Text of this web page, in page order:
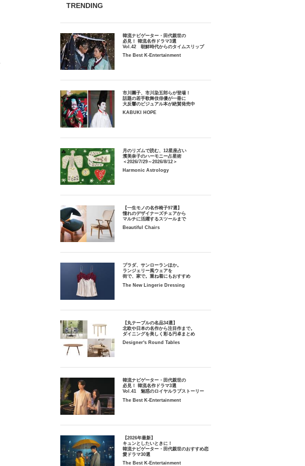
TRENDING
韓流ナビゲーター・田代親世の
必見！ 韓流名作ドラマ3選
Vol.42 朝鮮時代からのタイムスリップ
The Best K-Entertainment
市川團子、市川染五郎らが登場！
話題の若手歌舞伎俳優が一冊に
大反響のビジュアル本が絶賛発売中
KABUKI HOPE
月のリズムで読む、12星座占い
濱美奈子のハーモニー占星術
＜2026/7/29～2026/8/12＞
Harmonic Astrology
【一生モノの名作椅子97選】
憧れのデザイナーズチェアから
マルチに活躍するスツールまで
Beautiful Chairs
プラダ、サンローランほか。
ランジェリー風ウェアを
街で、家で。重ね着にもおすすめ
The New Lingerie Dressing
【丸テーブルの名品34選】
北欧や日本の名作から注目作まで。
ダイニングを美しく彩る円卓まとめ
Designer's Round Tables
韓流ナビゲーター・田代親世の
必見！ 韓流名作ドラマ3選
Vol.41 魅惑のロイヤルラブストーリー
The Best K-Entertainment
【2026年最新】
キュンとしたいときに！
韓流ナビゲーター・田代親世のおすすめ恋
愛ドラマ30選
The Best K-Entertainment